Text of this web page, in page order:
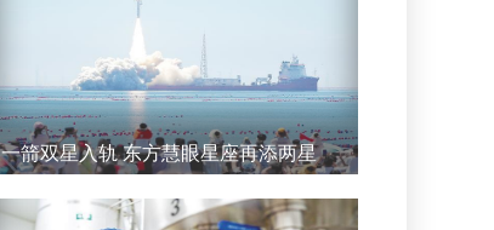
一箭双星入轨 东方慧眼星座再添两星